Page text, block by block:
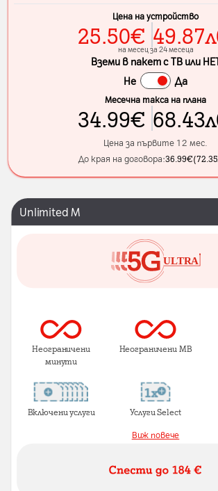
Цена на устройство
25.50€ 49.87
на месец за 24 месеца
Вземи в пакет с ТВ или
Не
Да
Месечна такса на плана
34.99€ 68.43
Цена за първите 12 мес.
До края на договора:36.99€(72.35
Unlimited M
Неограничени
минути
Неограничени MB
Включени услуги Услуги Select
Виж повече